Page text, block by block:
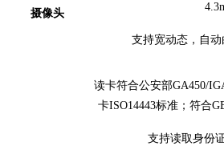
摄像头
支持宽动态，自动
读卡符合公安部GA450/
卡ISO14443标准；符合
支持读取身份